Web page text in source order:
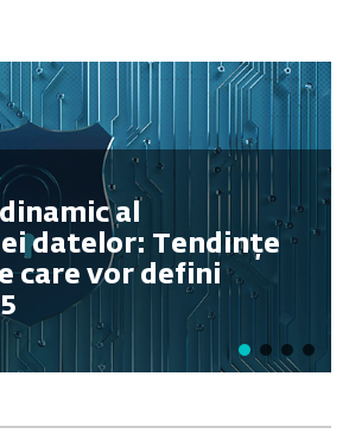
al
datelor: Tendințe
care vor defini